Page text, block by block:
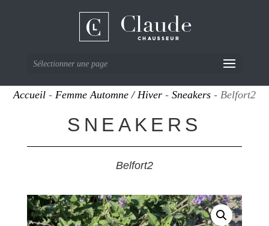
Sélectionner une page
Accueil -Femme Automne / Hiver -Sneakers - Belfort2
SNEAKERS
Belfort2